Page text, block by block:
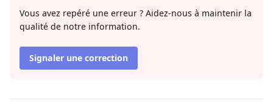
Vous avez repéré une erreur ? Aidez-nous à maintenir la
qualité de notre information.
Signaler une correction